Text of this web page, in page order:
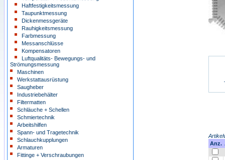
Haftfestigkeitsmessung
Taupunktmessung
Dickenmessgeräte
Rauhigkeitsmessung
Farbmessung
Messanschlüsse
Kompensatoren
Luftqualitäts- Bewegungs- und
Strömungsmessung
Maschinen
Werkstattausrüstung
Saugheber
Industriebehälter
Filtermatten
Schläuche + Schellen
Schmiertechnik
Arbeitshilfen
Spann- und Tragetechnik
Schlauchkupplungen
Armaturen
Fittinge + Verschraubungen
Anz.